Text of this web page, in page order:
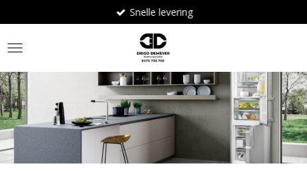
direct
naar
de
hoofdinhoud
Snelle levering